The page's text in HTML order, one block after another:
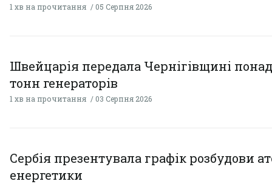
1 хв на прочитання 05 Серпня 2026
Швейцарія передала Чернігівщині
тонн генераторів
1 хв на прочитання 03 Серпня 2026
Сербія презентувала графік розбудови
енергетики